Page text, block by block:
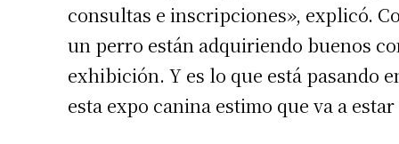
consultas e inscripciones», explicó.
un perro están adquiriendo buenos
exhibición. Y es lo que está pasando
esta expo canina estimo que va a